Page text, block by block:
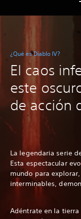
¿Qué es Diablo IV?
El caos
este
de acción
La legendaria serie
Esta espectacular
mundo para
interminables,
Adéntrate en la